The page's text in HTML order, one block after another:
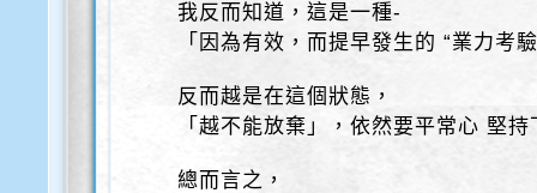
我反而知道，這是一種-
「因為有效，而提早發生的 “業力考
反而越是在這個狀態，
「越不能放棄」，依然要平常心 堅持
總而言之，